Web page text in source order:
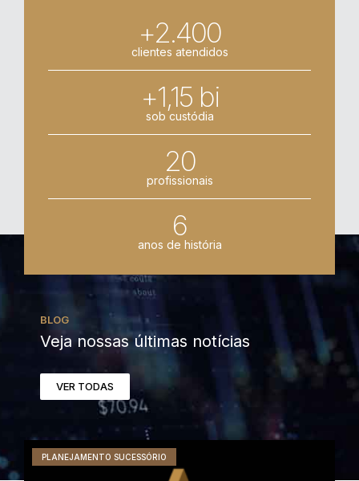
+2.400
clientes atendidos
+1,15 bi
sob custódia
20
profissionais
6
anos de história
BLOG
Veja nossas últimas notícias
VER TODAS
PLANEJAMENTO SUCESSÓRIO